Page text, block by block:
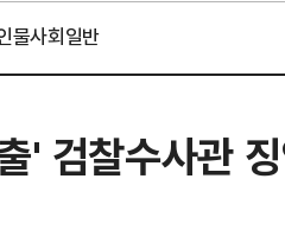
물사회일반
' 검찰수사관